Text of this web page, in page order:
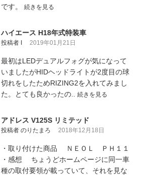
です。 続きを見る
ハイエース H18年式特装車
投稿者 I 2019年01月21日
最初はLEDデュアルフォグが気になって
いましたがHIDヘッドライトが2度目の球
切れをしたためRIZING2を入れてみまし
た。とても良かったの.. 続きを見る
アドレス V125S リミテッド
投稿者 のりたまろ 2018年12月18日
・取り付けた商品 ＮＥＯＬ ＰＨ１１
・感想 ちょうどホームページに同一車
種の取付要領が載っていて、それを見な